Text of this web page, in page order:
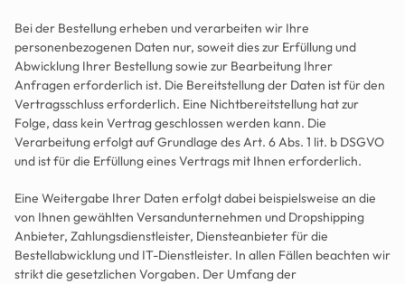
Bei der Bestellung erheben und verarbeiten wir Ihre
personenbezogenen Daten nur, soweit dies zur Erfüllung und
Abwicklung Ihrer Bestellung sowie zur Bearbeitung Ihrer
Anfragen erforderlich ist. Die Bereitstellung der Daten ist für den
Vertragsschluss erforderlich. Eine Nichtbereitstellung hat zur
Folge, dass kein Vertrag geschlossen werden kann. Die
Verarbeitung erfolgt auf Grundlage des Art. 6 Abs. 1 lit. b DSGVO
und ist für die Erfüllung eines Vertrags mit Ihnen erforderlich.
Eine Weitergabe Ihrer Daten erfolgt dabei beispielsweise an die
von Ihnen gewählten Versandunternehmen und Dropshipping
Anbieter, Zahlungsdienstleister, Diensteanbieter für die
Bestellabwicklung und IT-Dienstleister. In allen Fällen beachten wir
strikt die gesetzlichen Vorgaben. Der Umfang der